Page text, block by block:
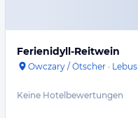
Ferienidyll-Reitwein
Owczary / Ötscher · Lebus
Keine Hotelbewertungen